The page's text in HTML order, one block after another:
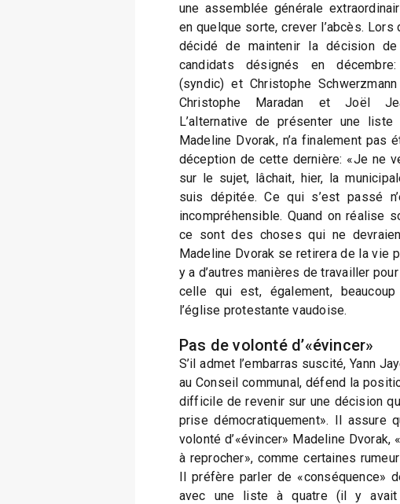
une assemblée générale
en quelque sorte, crever l’abcès.
décidé de maintenir la décision
candidats désignés en
(syndic) et Christophe
Christophe Maradan et Joël
L’alternative de présenter une
Madeline Dvorak, n’a finalement pas
déception de cette dernière: «Je ne
sur le sujet, lâchait, hier, la
suis dépitée. Ce qui s’est passé
incompréhensible. Quand on réalise
ce sont des choses qui ne
Madeline Dvorak se retirera de la vie
y a d’autres manières de travailler
celle qui est, également,
l’église protestante vaudoise.
Pas de volonté d’«évincer»
S’il admet l’embarras suscité, Yann
au Conseil communal, défend la
difficile de revenir sur une décision
prise démocratiquement». Il assure
volonté d’«évincer» Madeline Dvorak,
à reprocher», comme certaines
Il préfère parler de «conséquence»
avec une liste à quatre (il y avait